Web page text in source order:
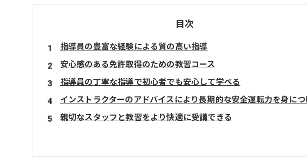
目次
指導員の豊富な経験による質の高い指導
安心感のある免許取得のための教習コース
指導員の丁寧な指導で初心者でも安心して学べる
インストラクターのアドバイスにより長期的な安全運転力を身につ
親切なスタッフと教習をより快適に受講できる